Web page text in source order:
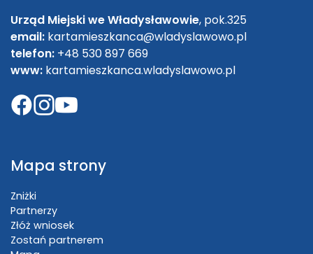
Urząd Miejski we Władysławowie, pok.325
email: kartamieszkanca@wladyslawowo.pl
telefon: +48 530 897 669
www: kartamieszkanca.wladyslawowo.pl
Mapa strony
Zniżki
Partnerzy
Złóż wniosek
Zostań partnerem